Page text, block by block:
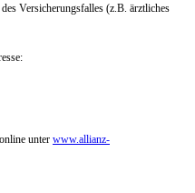
Versicherungsfalles (z.B. ärztliches
unter www.allianz-